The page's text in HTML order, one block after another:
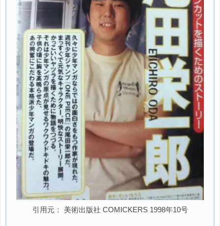
引用元： 美術出版社 COMICKERS 1998年10号